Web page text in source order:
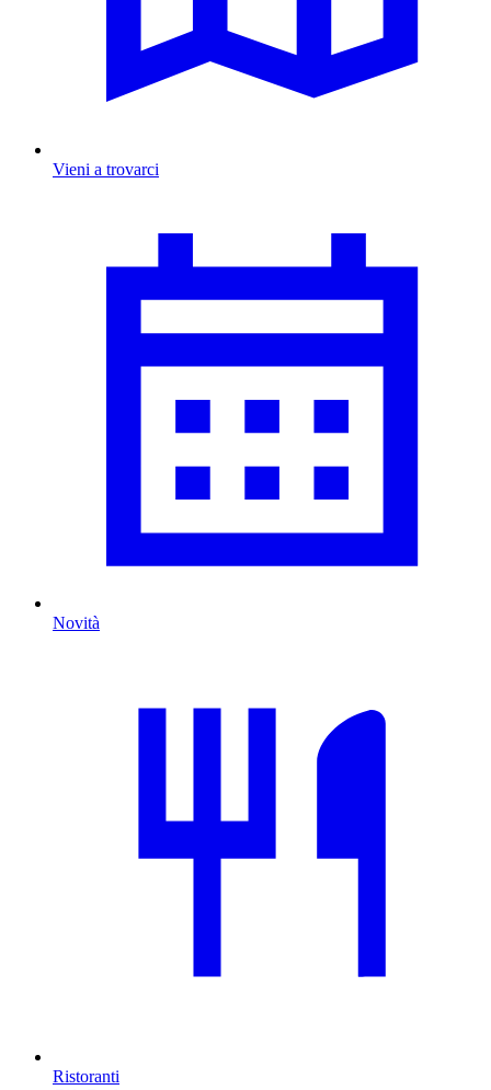
Vieni a trovarci
Novità
Ristoranti